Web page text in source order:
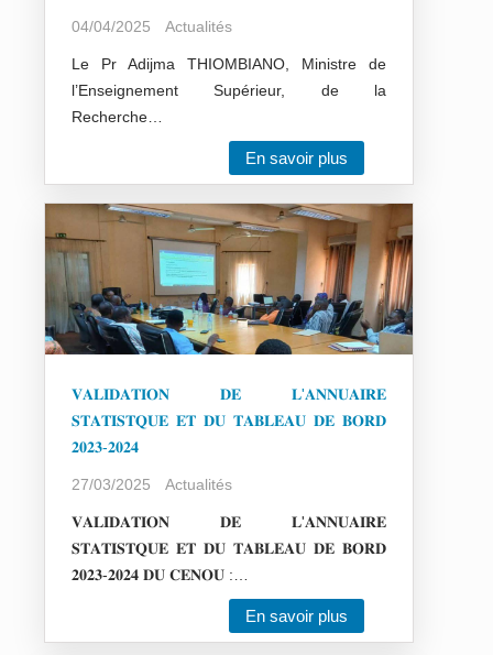
04/04/2025 Actualités
Le Pr Adijma THIOMBIANO, Ministre de
l’Enseignement Supérieur, de la
Recherche…
En savoir plus
𝐕𝐀𝐋𝐈𝐃𝐀𝐓𝐈𝐎𝐍 𝐃𝐄 𝐋'𝐀𝐍𝐍𝐔𝐀𝐈𝐑𝐄
𝐒𝐓𝐀𝐓𝐈𝐒𝐓𝐐𝐔𝐄 𝐄𝐓 𝐃𝐔 𝐓𝐀𝐁𝐋𝐄𝐀𝐔 𝐃𝐄 𝐁𝐎𝐑𝐃
𝟐𝟎𝟐𝟑-𝟐𝟎𝟐𝟒
27/03/2025 Actualités
𝐕𝐀𝐋𝐈𝐃𝐀𝐓𝐈𝐎𝐍 𝐃𝐄 𝐋'𝐀𝐍𝐍𝐔𝐀𝐈𝐑𝐄
𝐒𝐓𝐀𝐓𝐈𝐒𝐓𝐐𝐔𝐄 𝐄𝐓 𝐃𝐔 𝐓𝐀𝐁𝐋𝐄𝐀𝐔 𝐃𝐄 𝐁𝐎𝐑𝐃
𝟐𝟎𝟐𝟑-𝟐𝟎𝟐𝟒 𝐃𝐔 𝐂𝐄𝐍𝐎𝐔 :…
En savoir plus